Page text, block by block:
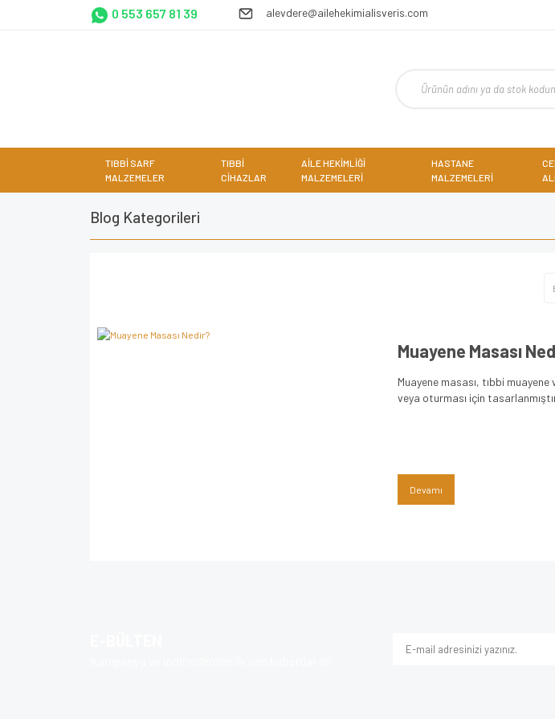
0 553 657 81 39 alevdere@ailehekimialisveris.com
TIBBİ SARF
MALZEMELER
TIBBİ
CİHAZLAR
AİLE HEKİMLİĞİ
MALZEMELERİ
HASTANE
MALZEMELERİ
Blog Kategorileri
Muayene Masası
Muayene masası, tıbbi
veya oturması için
Devamı